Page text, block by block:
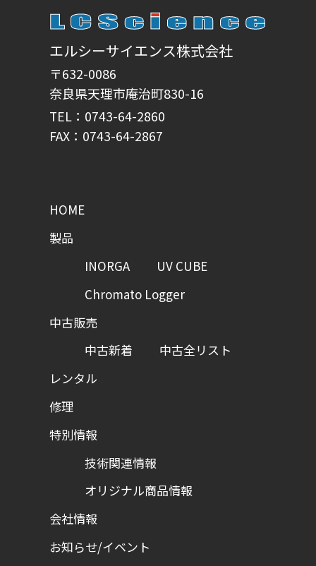
エルシーサイエンス株式会社
〒632-0086
奈良県天理市庵治町830-16
TEL：0743-64-2860
FAX：0743-64-2867
HOME
製品
INORGA
UV CUBE
Chromato Logger
中古販売
中古新着
中古全リスト
レンタル
修理
特別情報
技術関連情報
オリジナル商品情報
会社情報
お知らせ/イベント